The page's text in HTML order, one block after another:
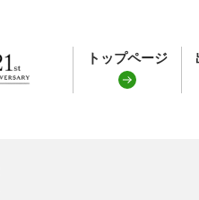
トップページ